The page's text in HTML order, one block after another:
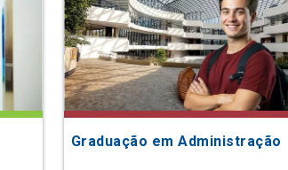
Graduação em Administração